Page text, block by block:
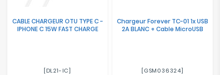
CABLE CHARGEUR OTU TYPE C -
IPHONE C 15W FAST CHARGE
[DL21-IC]
Chargeur Forever TC-01 1x USB
2A BLANC + Cable MicroUSB
[GSM036324]